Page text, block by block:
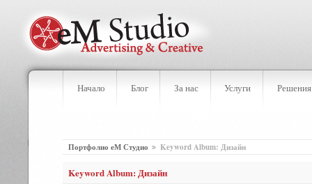
Начало Блог За нас Услуги Решения
Портфолио еМ Студио Keyword Album: Дизайн
Keyword Album: Дизайн